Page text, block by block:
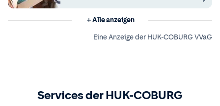
Alle anzeigen
Eine Anzeige der HUK-COBURG VVaG
Services der HUK-COBURG